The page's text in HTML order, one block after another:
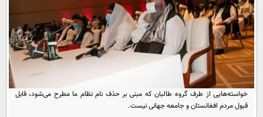
سفر و تفریح
علمی
اخبار کریپتو
گوناگون
سرگرمی
باشگاه مغز
مجله تصویری سلاح
فیلم
اقتصاد
سرگرمی
عصر ایران 2
خواندنی ها و دیدنی ها
پیامک
آموزش زبان
خواسته‌هایی از طرف گروه طالبان که مبنی بر حذف نام نظام ما مطرح می‌شود، قابل
قبول مردم افغانستان و جامعه جهانی نیست.